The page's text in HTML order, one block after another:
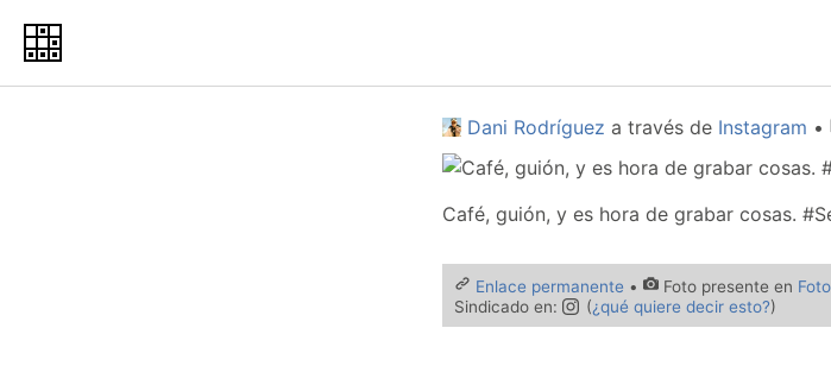
Dani Rodríguez a través de Instagram •
Café, guión, y es hora de grabar cosas.
Enlace permanente • Foto presente en
Sindicado en:
(¿qué quiere decir esto?)